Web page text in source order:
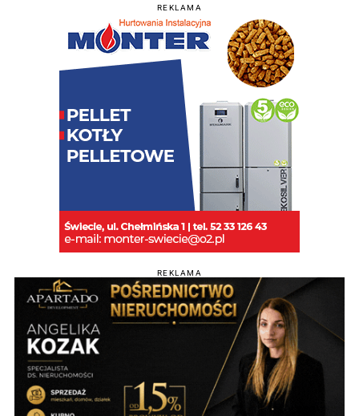
REKLAMA
REKLAMA